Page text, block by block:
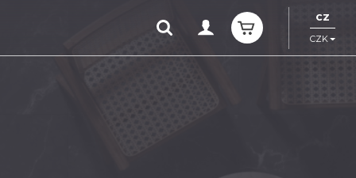
CZ
CZK